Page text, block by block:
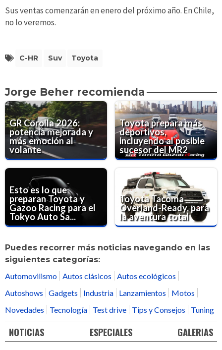
Sus ventas comenzarán en enero del próximo año. En Chile,
no lo veremos.
C-HR Suv Toyota
Jorge Beher recomienda
GR Corolla 2026:
potencia mejorada y
más emoción al
volante
Toyota prepara más
deportivos,
incluyendo al posible
sucesor del MR2
Esto es lo que
preparan Toyota y
Gazoo Racing para el
Tokyo Auto Sa...
Toyota Tacoma
Overland-Ready, para
la aventura total
Puedes recorrer más noticias navegando en las
siguientes categorías:
Automovilismo Autos clásicos
Autos ecológicos
Autoshows
Gadgets Industria Lanzamientos
Motos
Novedades
Tecnología Test drive Tips y Consejos Tuning
NOTICIAS ESPECIALES GALERIAS